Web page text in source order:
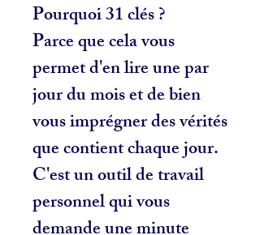
Pourquoi 31 clés ?
Parce que cela vous
permet d'en lire une par
jour du mois et de bien
vous imprégner des vérités
que contient chaque jour.
C'est un outil de travail
personnel qui vous